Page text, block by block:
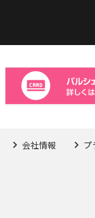
会社情報 プ